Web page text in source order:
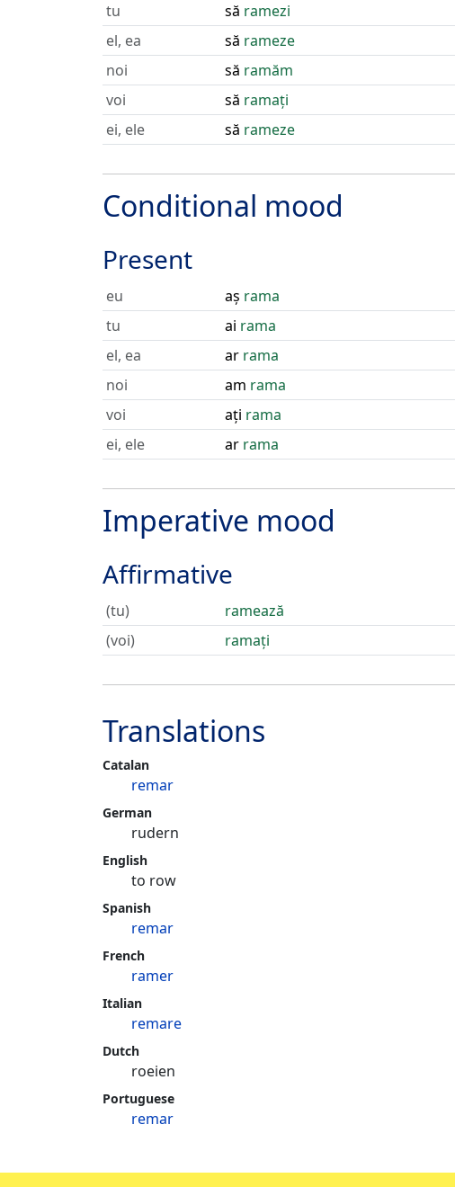
tu
să ramezi
el, ea
să rameze
noi
să ramăm
voi
să ramați
ei, ele
să rameze
Conditional mood
Present
eu aș rama
tu
ai rama
el, ea
ar rama
noi
am rama
voi
ați rama
ei, ele
ar rama
Imperative mood
Affirmative
(tu)
ramează
(voi)
ramați
Translations
Catalan
remar
German
rudern
English
to row
Spanish
remar
French
ramer
Italian
remare
Dutch
roeien
Portuguese
remar